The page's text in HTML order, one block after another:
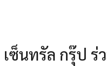
เซ็นทรัล กรุ๊ป ร่